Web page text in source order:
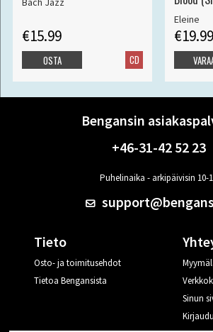
€15.99
CD
OSTA
Eleine
€19.99
Bengansin
+46-31-42 52 23
Puhelinaika - arkipäivisin 10-
Tieto
Osto- ja toimitusehdot
Tietoa Bengansista
Sinun